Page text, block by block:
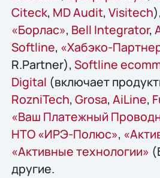
Citeck, MD Audit, Visitech),
«Борлас», Bell Integrator,
Softline, «Хабэко-
R.Partner), Softline
Digital (включает
RozniTech, Grosa, AiLine,
«Ваш Платежный
НТО «ИРЭ-Полюс»,
«Активные технологии»
другие.